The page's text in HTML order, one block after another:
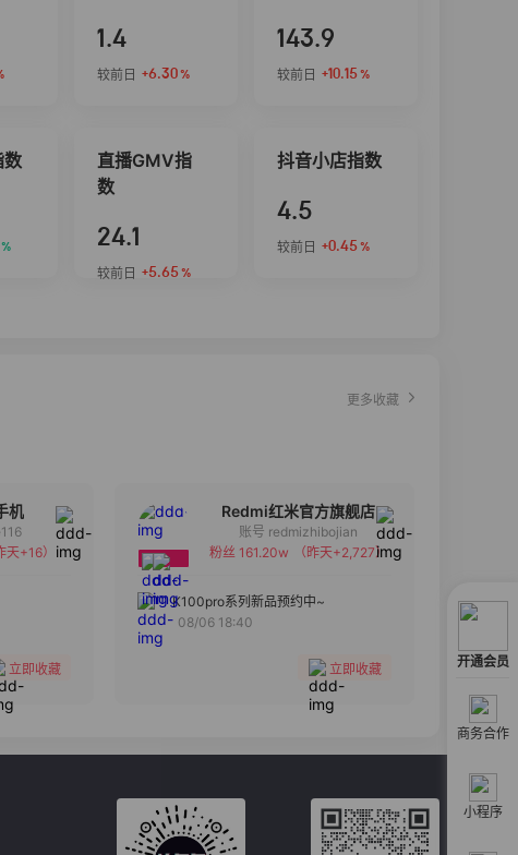
开通会员
商务合作
小程序
1.4
较前日 +6.30%
143.9
较前日 +10.15 %
数
%
直播GMV指
数
24.1
较前日 +5.65 %
抖音小店指数
4.5
较前日 +0.45 %
更多收藏
机
天+16）
立即收藏
Redmi红米官方旗舰店
备注
分组
账号 redmizhibojian
粉丝 161.20w
（昨天+2,727）
K100pro系列新品预约中~
08/06 18:40
立即收藏